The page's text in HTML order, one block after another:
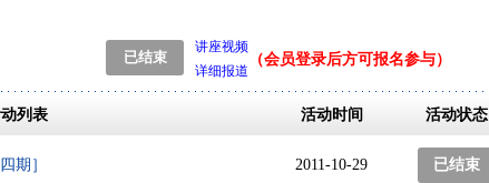
讲座视频
详细报道
（会员登录后方可报名参与）
列表 活动时间 活动状态
期］ 2011-10-29 已结束